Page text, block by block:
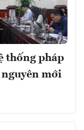
thống pháp
mới